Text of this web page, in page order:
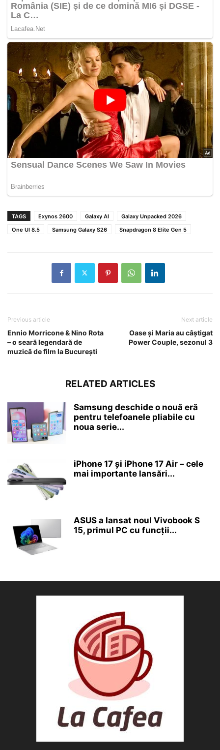
TAGS Exynos 2600 Galaxy AI
Galaxy Unpacked 2026
One UI 8.5
Samsung Galaxy S26 Snapdragon 8 Elite Gen 5
Previous article
Ennio Morricone & Nino Rota
– o seară legendară de
muzică de film la București
Next article
Oase și Maria au câștigat
Power Couple, sezonul 3
RELATED ARTICLES
Samsung deschide o nouă eră
pentru telefoanele pliabile cu
noua serie...
iPhone 17 și iPhone 17 Air – cele
mai importante lansări...
ASUS a lansat noul Vivobook S
15, primul PC cu funcții...